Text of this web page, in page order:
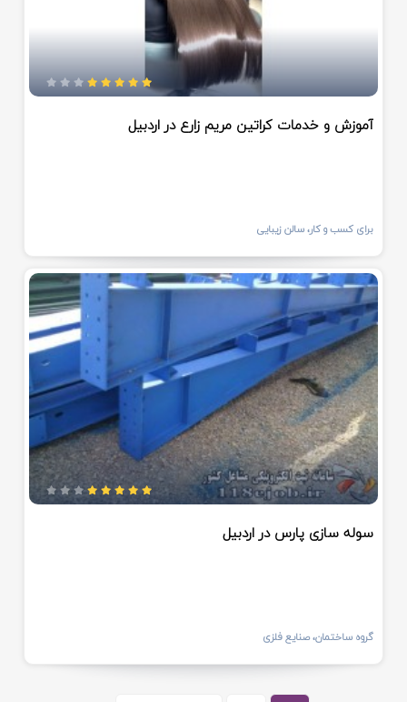
آموزش و خدمات کراتین مریم زارع در اردبیل
برای کسب و کار، سالن زیبایی
سوله سازی پارس در اردبیل
گروه ساختمان، صنایع فلزی